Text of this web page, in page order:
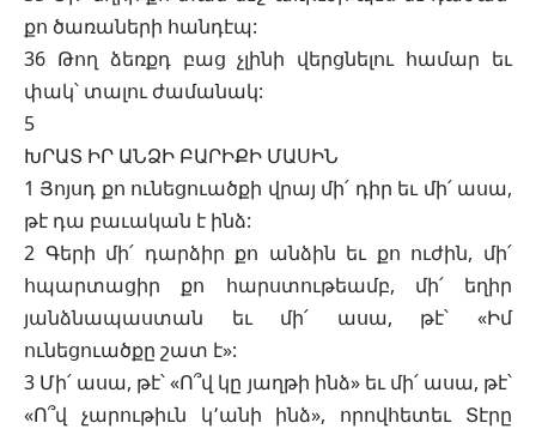
քո ծառաների հանդէպ:
36 Թող ձեռքդ բաց չլինի վերցնելու համար եւ
փակ՝ տալու ժամանակ:
5
ԽՐԱՏ ԻՐ ԱՆՁԻ ԲԱՐԻՔԻ ՄԱՍԻՆ
1 Յոյսդ քո ունեցուածքի վրայ մի՛ դիր եւ մի՛ ասա,
թէ դա բաւական է ինձ:
2 Գերի մի՛ դարձիր քո անձին եւ քո ուժին, մի՛
հպարտացիր քո հարստութեամբ, մի՛ եղիր
յանձնապաստան եւ մի՛ ասա, թէ՝ «Իմ
ունեցուածքը շատ է»:
3 Մի՛ ասա, թէ՝ «Ո՞վ կը յաղթի ինձ» եւ մի՛ ասա, թէ՝
«Ո՞վ չարութիւն կ՚անի ինձ», որովհետեւ Տէրը